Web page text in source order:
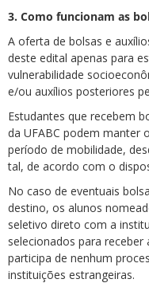
3. Como funcionam as
A oferta de bolsas e
deste edital apenas para
vulnerabilidade
e/ou auxílios posteriores
Estudantes que recebem
da UFABC podem manter
período de mobilidade,
tal, de acordo com o
No caso de eventuais
destino, os alunos
seletivo direto com a
selecionados para receber
participa de nenhum
instituições estrangeiras.